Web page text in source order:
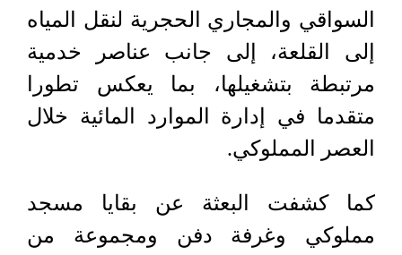
السواقي والمجاري الحجرية لنقل المياه
إلى القلعة، إلى جانب عناصر خدمية
مرتبطة بتشغيلها، بما يعكس تطورا
متقدما في إدارة الموارد المائية خلال
العصر المملوكي.
كما كشفت البعثة عن بقايا مسجد
مملوكي وغرفة دفن ومجموعة من